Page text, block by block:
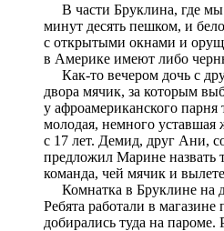
В части Бруклина, где мы
минут десять пешком, и
с открытыми окнами и
в Америке имеют либо
Как-то вечером дочь с
двора мячик, за которым
у афроамериканского парня
молодая, немного
с 17 лет. Демид, друг Ани,
предложил Марине назвать
команда, чей мячик и
Комнатка в Бруклине на
Ребята работали в
добирались туда на пароме.